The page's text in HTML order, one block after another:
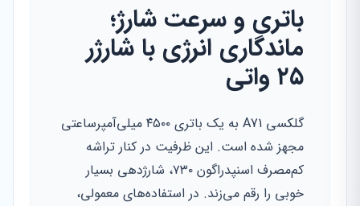
باتری و سرعت شارژ؛
ماندگاری انرژی با شارژر
۲۵ واتی
گلکسی A71 به یک باتری ۴۵۰۰ میلی‌آمپرساعتی
مجهز شده است. این ظرفیت در کنار تراشه
کم‌مصرف اسنپدراگون ۷۳۰، شارژدهی بسیار
خوبی را رقم می‌زند. در استفاده‌های معمولی،